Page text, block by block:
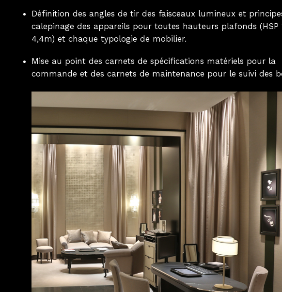
Définition des angles de tir des faisceaux lumineux et
calepinage des appareils pour toutes hauteurs plafonds (HSP
4,4m) et chaque typologie de mobilier.
Mise au point des carnets de spécifications matériels pour la
commande et des carnets de maintenance pour le suivi des